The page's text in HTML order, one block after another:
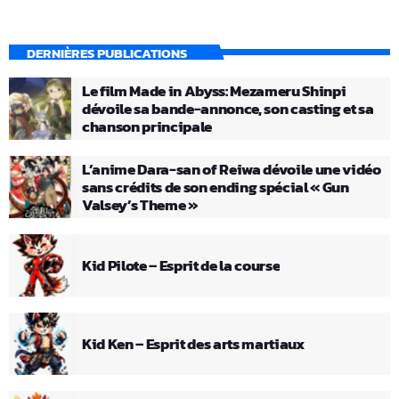
DERNIÈRES PUBLICATIONS
Le film Made in Abyss: Mezameru Shinpi
dévoile sa bande-annonce, son casting et sa
chanson principale
L’anime Dara-san of Reiwa dévoile une vidéo
sans crédits de son ending spécial « Gun
Valsey’s Theme »
Kid Pilote – Esprit de la course
Kid Ken – Esprit des arts martiaux